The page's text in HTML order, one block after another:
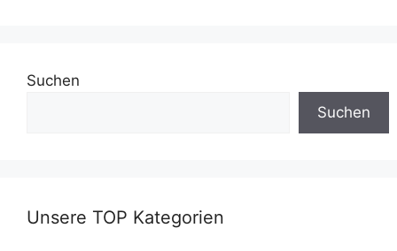
Suchen
Suchen
Unsere TOP Kategorien